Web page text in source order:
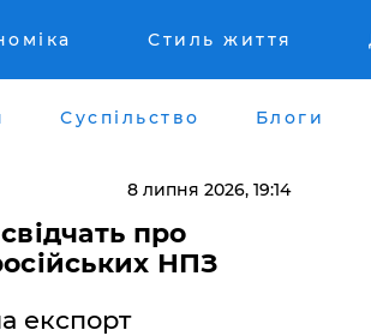
Стиль життя
Суспільство Блоги
8 липня 2026, 19:14
про
НПЗ
експорт